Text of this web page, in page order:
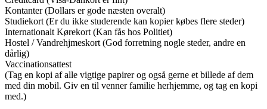
Kontanter (Dollars er gode næsten overalt)
Studiekort (Er du ikke studerende kan kopier købes flere steder)
Internationalt Kørekort (Kan fås hos Politiet)
Hostel / Vandrehjmeskort (God forretning nogle steder, andre en
dårlig)
Vaccinationsattest
(Tag en kopi af alle vigtige papirer og også gerne et billede af dem
med din mobil. Giv en til venner familie herhjemme, og tag en kopi
med.)